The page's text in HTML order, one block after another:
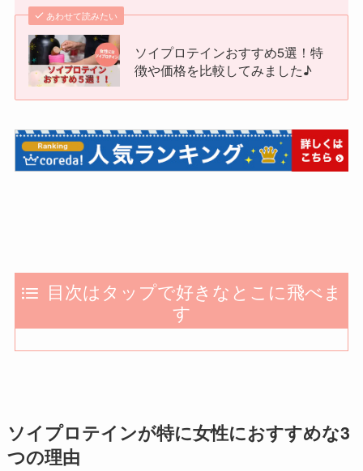
あわせて読みたい
ソイプロテインおすすめ5選！特
徴や価格を比較してみました♪
目次はタップで好きなとこに飛べま
す
ソイプロテインが特に女性におすすめな3
つの理由